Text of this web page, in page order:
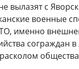
вылазят с
военные
именно
сограждан